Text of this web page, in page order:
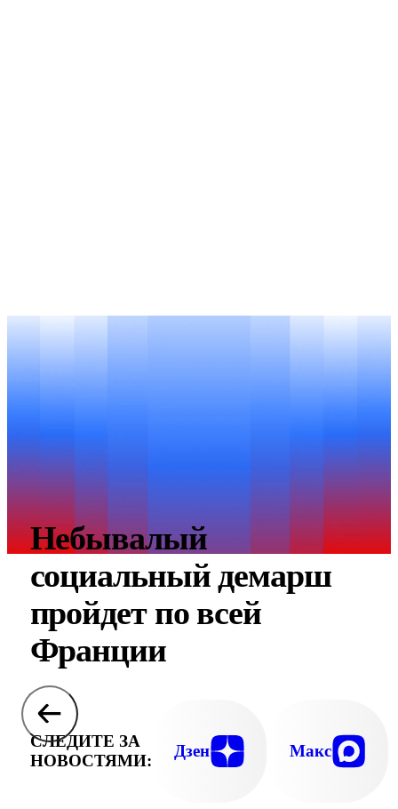
Небывалый
социальный демарш
пройдет по всей
Франции
СЛЕДИТЕ ЗА
НОВОСТЯМИ:
Дзен Макс